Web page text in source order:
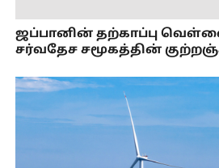
ஜப்பானின் தற்காப்பு
சர்வதேச சமூகத்தின்